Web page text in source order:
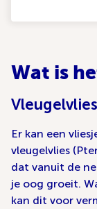
Wat is
Vleugelvlies
Er kan een
vleugelvlies
dat vanuit de
je oog groeit.
kan dit voor